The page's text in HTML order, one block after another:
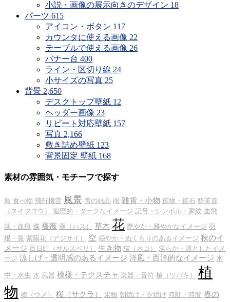
小説・画像の展示向きのデザイン 18
パーツ 615
アイコン・ボタン 117
カウンタに使える画像 22
テーブルで使える画像 26
バナー台 400
ライン・区切り線 24
小サイズの写真 25
背景 2,650
デスクトップ壁紙 12
ヘッダー画像 23
リピート対応壁紙 157
写真 2,166
敷き詰め壁紙 123
背景固定 壁紙 168
素材の雰囲気・モチーフで探す
鳥 食べ物 飛行機雲 風景 雪の結晶 雨 雑貨・小物 鉱物・鉱石 酔芙蓉
（スイフヨウ）
退廃的・ダークなイメージ 記号・シンボル・家紋 血飛
沫・血痕 蝶 薔薇 蓮（ハス） 草木 花 艶やか・雅やかなイメージ 羽
根・翼 紫陽花（アジサイ） 空 穏やか・ぬくもりのあるイメージ 秋のイ
メージ 百日紅（サルスベリ） 生き物 猫（ネコ）
清らか・凛としたイメ
ージ 涼しげ・透明感のあるイメージ 洋風・西洋的なイメージ 水
中・水生 水 武器 模様・テクスチャ 楽器・音符 椿（ツバキ）
植
物 梅（ウメ） 桜（サクラ） 果物 朝焼け・夕焼け 時計・時間 春の